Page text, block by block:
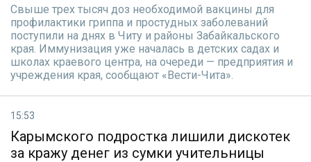
Свыше трех тысяч доз необходимой вакцины для
профилактики гриппа и простудных заболеваний
поступили на днях в Читу и районы Забайкальского
края. Иммунизация уже началась в детских садах и
школах краевого центра, на очереди — предприятия и
учреждения края, сообщают «Вести-Чита».
15:53
Карымского подростка лишили дискотек
за кражу денег из сумки учительницы